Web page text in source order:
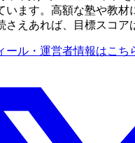
います。高額な塾や教材
さえあれば、目標スコア
ール・運営者情報はこち